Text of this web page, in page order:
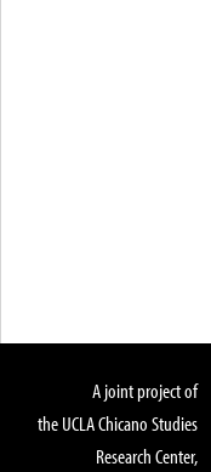
A joint project of
the UCLA Chicano Studies
Research Center,